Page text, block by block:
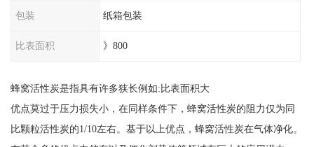
包装 纸箱包装
比表面积 》800
蜂窝活性炭是指具有许多狭长例如:比表面积大
优点莫过于压力损失小，在同样条件下，蜂窝活性炭的阻力仅为同
比颗粒活性炭的1/10左右。基于以上优点，蜂窝活性炭在气体净化。